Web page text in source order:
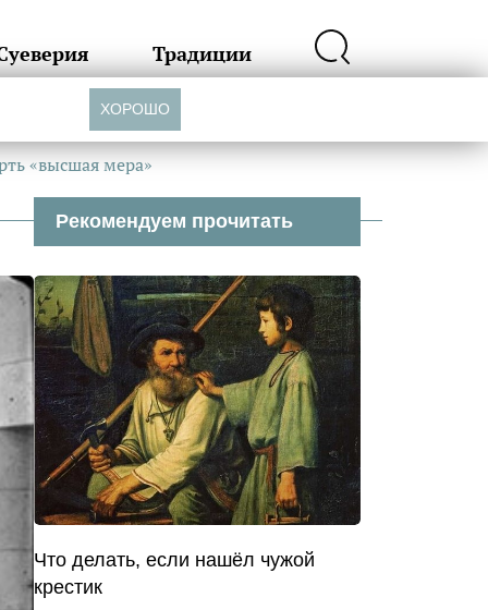
Традиции
«высшая мера»
Рекомендуем прочитать
Что делать, если нашёл чужой
крестик
ХОРОШО